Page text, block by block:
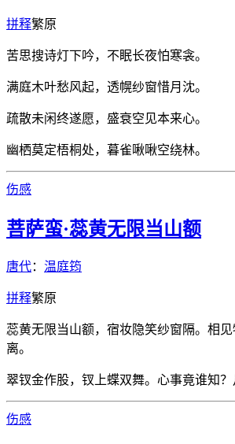
拼释繁原
苦思搜诗灯下吟，不眠长夜怕寒衾。
满庭木叶愁风起，透幌纱窗惜月沈。
疏散未闲终遂愿，盛衰空见本来心。
幽栖莫定梧桐处，暮雀啾啾空绕林。
伤感
菩萨蛮·蕊黄无限当山额
唐代： 温庭筠
拼释繁原
蕊黄无限当山额，宿妆隐笑纱窗隔。相见
离。
翠钗金作股，钗上蝶双舞。心事竟谁知？
伤感